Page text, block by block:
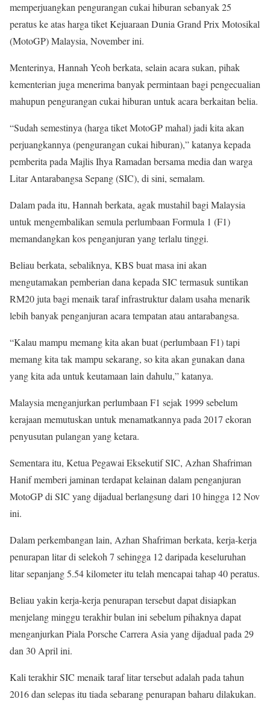
memperjuangkan pengurangan cukai hiburan sebanyak 25
peratus ke atas harga tiket Kejuaraan Dunia Grand Prix Motosikal
(MotoGP) Malaysia, November ini.
Menterinya, Hannah Yeoh berkata, selain acara sukan, pihak
kementerian juga menerima banyak permintaan bagi pengecualian
mahupun pengurangan cukai hiburan untuk acara berkaitan belia.
“Sudah semestinya (harga tiket MotoGP mahal) jadi kita akan
perjuangkannya (pengurangan cukai hiburan),” katanya kepada
pemberita pada Majlis Ihya Ramadan bersama media dan warga
Litar Antarabangsa Sepang (SIC), di sini, semalam.
Dalam pada itu, Hannah berkata, agak mustahil bagi Malaysia
untuk mengembalikan semula perlumbaan Formula 1 (F1)
memandangkan kos penganjuran yang terlalu tinggi.
Beliau berkata, sebaliknya, KBS buat masa ini akan
mengutamakan pemberian dana kepada SIC termasuk suntikan
RM20 juta bagi menaik taraf infrastruktur dalam usaha menarik
lebih banyak penganjuran acara tempatan atau antarabangsa.
“Kalau mampu memang kita akan buat (perlumbaan F1) tapi
memang kita tak mampu sekarang, so kita akan gunakan dana
yang kita ada untuk keutamaan lain dahulu,” katanya.
Malaysia menganjurkan perlumbaan F1 sejak 1999 sebelum
kerajaan memutuskan untuk menamatkannya pada 2017 ekoran
penyusutan pulangan yang ketara.
Sementara itu, Ketua Pegawai Eksekutif SIC, Azhan Shafriman
Hanif memberi jaminan terdapat kelainan dalam penganjuran
MotoGP di SIC yang dijadual berlangsung dari 10 hingga 12 Nov
ini.
Dalam perkembangan lain, Azhan Shafriman berkata, kerja-kerja
penurapan litar di selekoh 7 sehingga 12 daripada keseluruhan
litar sepanjang 5.54 kilometer itu telah mencapai tahap 40 peratus.
Beliau yakin kerja-kerja penurapan tersebut dapat disiapkan
menjelang minggu terakhir bulan ini sebelum pihaknya dapat
menganjurkan Piala Porsche Carrera Asia yang dijadual pada 29
dan 30 April ini.
Kali terakhir SIC menaik taraf litar tersebut adalah pada tahun
2016 dan selepas itu tiada sebarang penurapan baharu dilakukan.